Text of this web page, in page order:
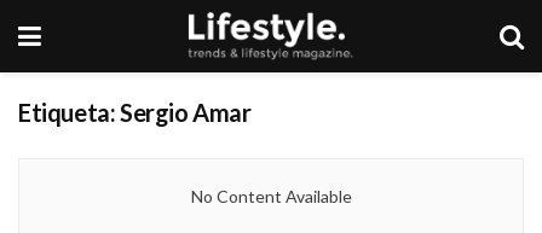
Etiqueta:Sergio Amar
No Content Available